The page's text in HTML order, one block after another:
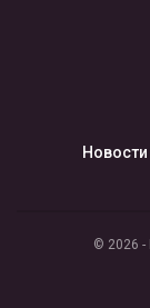
Новости
© 2026 -